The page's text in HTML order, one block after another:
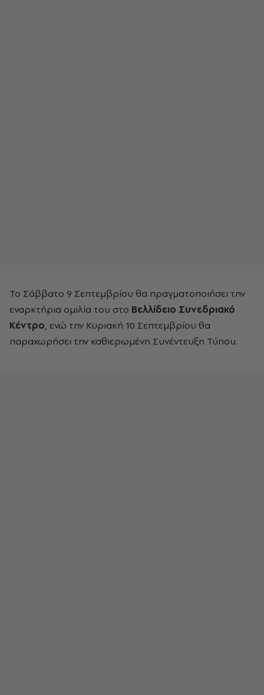
Το Σάββατο 9 Σεπτεμβρίου θα πραγματοποιήσει την
εναρκτήρια ομιλία του στο Βελλίδειο Συνεδριακό
Κέντρο, ενώ την Κυριακή 10 Σεπτεμβρίου θα
παραχωρήσει την καθιερωμένη Συνέντευξη Τύπου.